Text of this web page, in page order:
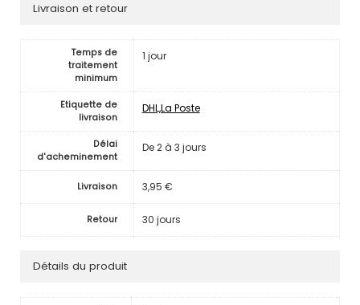
Livraison et retour
Temps de
traitement
minimum
1 jour
Etiquette de
livraison
DHL,La Poste
Délai
d'acheminement
De 2 à 3 jours
Livraison 3,95 €
Retour 30 jours
Détails du produit